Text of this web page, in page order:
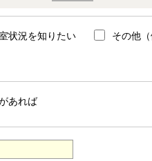
状況を知りたい その他
あれば